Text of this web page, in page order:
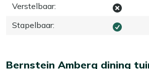
Verstelbaar:
Stapelbaar:
Bernstein Amberg dining